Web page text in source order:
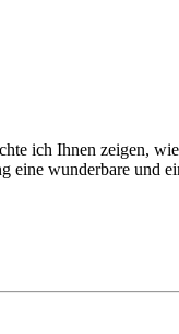
ich Ihnen zeigen,
eine wunderbare und